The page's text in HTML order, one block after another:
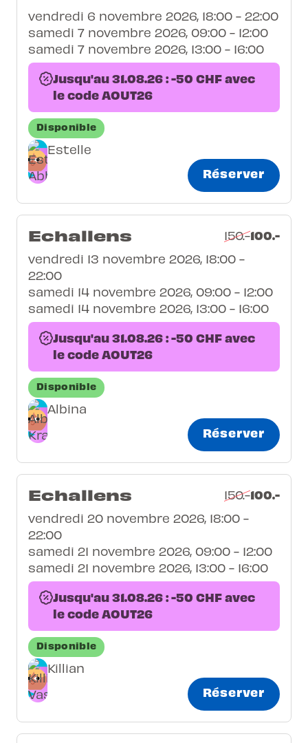
vendredi 6 novembre 2026, 18:00 - 22:00
samedi 7 novembre 2026, 09:00 - 12:00
samedi 7 novembre 2026, 13:00 - 16:00
Jusqu'au 31.08.26 : -50 CHF avec
le code AOUT26
Disponible
Estelle
Réserver
Echallens 150.-100.-
vendredi 13 novembre 2026, 18:00 -
22:00
samedi 14 novembre 2026, 09:00 - 12:00
samedi 14 novembre 2026, 13:00 - 16:00
Jusqu'au 31.08.26 : -50 CHF avec
le code AOUT26
Disponible
Albina
Réserver
Echallens 150.-100.-
vendredi 20 novembre 2026, 18:00 -
22:00
samedi 21 novembre 2026, 09:00 - 12:00
samedi 21 novembre 2026, 13:00 - 16:00
Jusqu'au 31.08.26 : -50 CHF avec
le code AOUT26
Disponible
Killian
Réserver